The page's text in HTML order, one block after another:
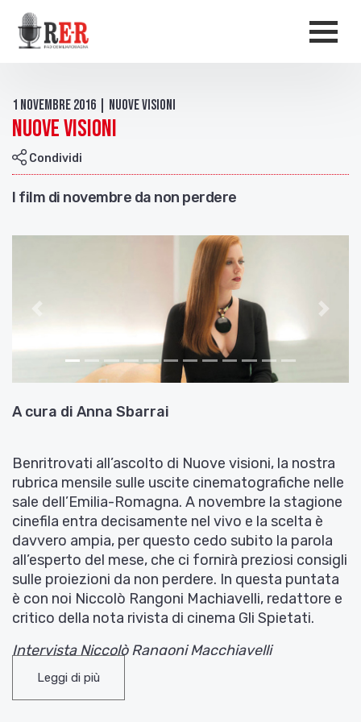
Salta al contenuto principale
1 Novembre 2016 | Nuove visioni
Nuove visioni
Condividi
I film di novembre da non perdere
A cura di Anna Sbarrai
Benritrovati all’ascolto di Nuove visioni, la nostra
rubrica mensile sulle uscite cinematografiche nelle
sale dell’Emilia-Romagna. A novembre la stagione
cinefila entra decisamente nel vivo e la scelta è
davvero ampia, per questo cedo subito la parola
all’esperto del mese, che ci fornirà preziosi consigli
sulle proiezioni da non perdere. In questa puntata
è con noi Niccolò Rangoni Machiavelli, redattore e
critico della nota rivista di cinema Gli Spietati.
Intervista Niccolò Rangoni Macchiavelli
Il primo trailer che vi propongo è dedicato proprio
a7 minuti, e ve lo faccio ascoltare subito
Leggi di più